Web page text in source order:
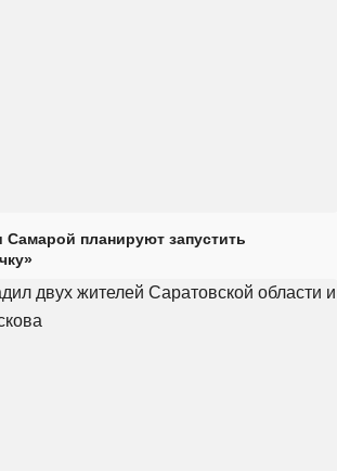
планируют запустить